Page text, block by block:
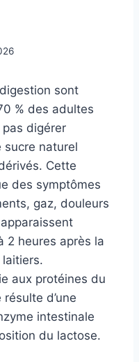
sont
% des adultes
digérer
sucre naturel
Cette
des symptômes
gaz, douleurs
2 heures après la
aux protéines du
d’une
intestinale
du lactose.